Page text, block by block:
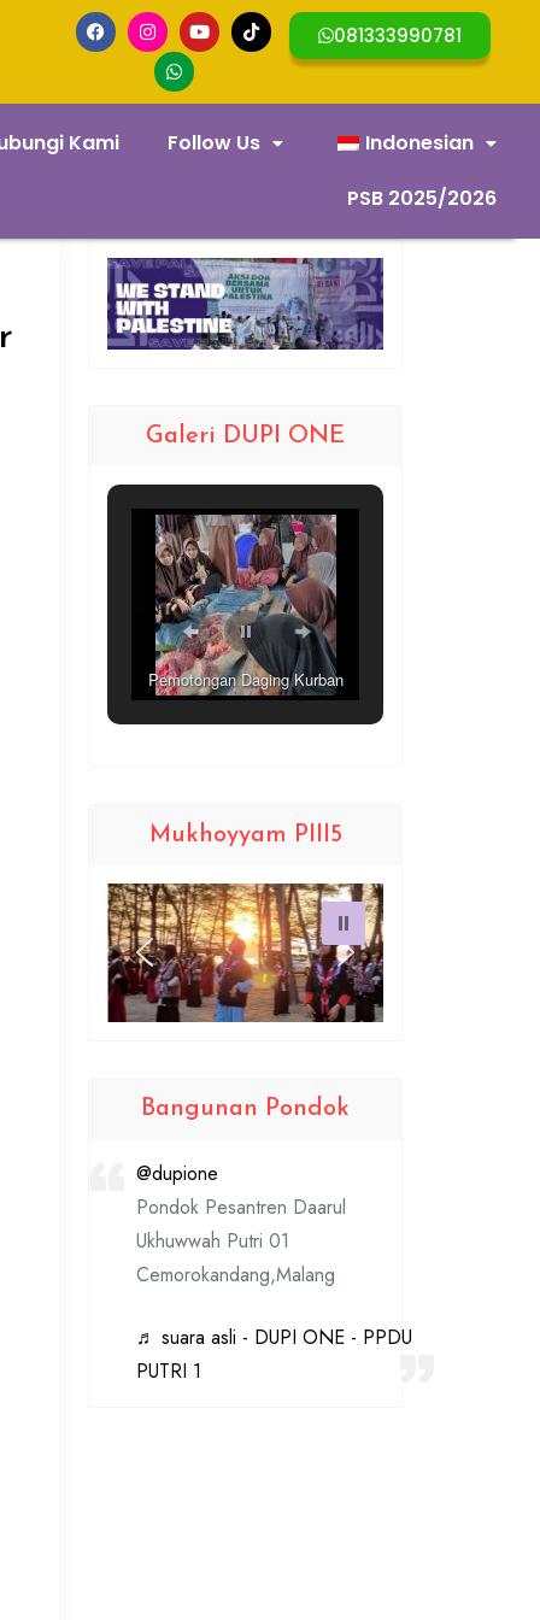
081333990781
Kami Follow Us
Indonesian
PSB 2025/2026
Galeri DUPI ONE
Pemotongan Daging Kurban
Mukhoyyam PIII5
Bangunan Pondok
@dupione
Pondok Pesantren Daarul
Ukhuwwah Putri 01
Cemorokandang,Malang
♬ suara asli - DUPI ONE - PPDU
PUTRI 1